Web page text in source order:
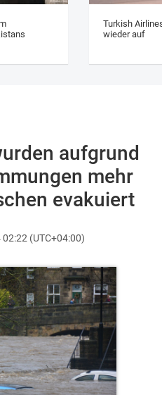
Turkish
wieder auf
aufgrund
mehr
evakuiert
(UTC+04:00)